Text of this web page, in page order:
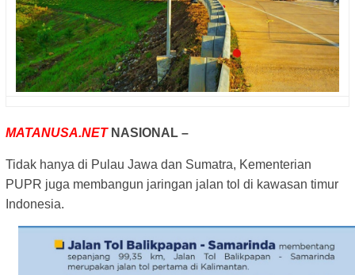
MATANUSA.NETNASIONAL –
Tidak hanya di Pulau Jawa dan Sumatra, Kementerian
PUPR juga membangun jaringan jalan tol di kawasan timur
Indonesia.